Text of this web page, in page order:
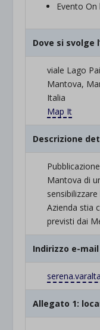
Evento On
Dove si svolge
viale Lago
Mantova,
Italia
Map It
Descrizione
Mantova di
Azienda stia
previsti dai
Indirizzo e-mail
Allegato 1: